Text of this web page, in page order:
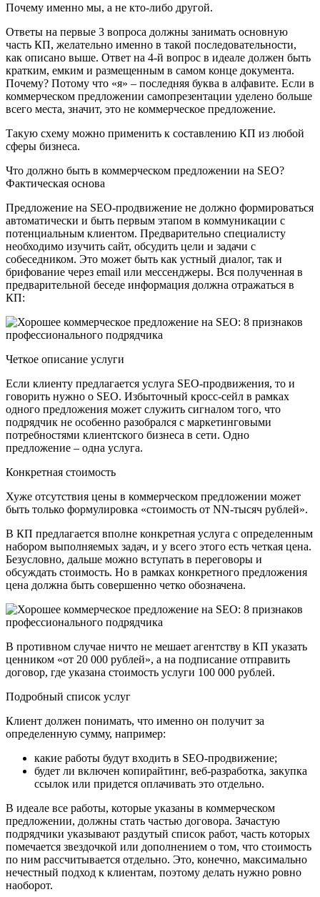
Почему именно мы, а не кто-либо другой.
Ответы на первые 3 вопроса должны занимать основную
часть КП, желательно именно в такой последовательности,
как описано выше. Ответ на 4-й вопрос в идеале должен быть
кратким, емким и размещенным в самом конце документа.
Почему? Потому что «я» – последняя буква в алфавите. Если в
коммерческом предложении самопрезентации уделено больше
всего места, значит, это не коммерческое предложение.
Такую схему можно применить к составлению КП из любой
сферы бизнеса.
Что должно быть в коммерческом предложении на SEO?
Фактическая основа
Предложение на SEO-продвижение не должно формироваться
автоматически и быть первым этапом в коммуникации с
потенциальным клиентом. Предварительно специалисту
необходимо изучить сайт, обсудить цели и задачи с
собеседником. Это может быть как устный диалог, так и
брифование через email или мессенджеры. Вся полученная в
предварительной беседе информация должна отражаться в
КП:
Четкое описание услуги
Если клиенту предлагается услуга SEO-продвижения, то и
говорить нужно о SEO. Избыточный кросс-сейл в рамках
одного предложения может служить сигналом того, что
подрядчик не особенно разобрался с маркетинговыми
потребностями клиентского бизнеса в сети. Одно
предложение – одна услуга.
Конкретная стоимость
Хуже отсутствия цены в коммерческом предложении может
быть только формулировка «стоимость от NN-тысяч рублей».
В КП предлагается вполне конкретная услуга с определенным
набором выполняемых задач, и у всего этого есть четкая цена.
Безусловно, дальше можно вступать в переговоры и
обсуждать стоимость. Но в рамках конкретного предложения
цена должна быть совершенно четко обозначена.
В противном случае ничто не мешает агентству в КП указать
ценником «от 20 000 рублей», а на подписание отправить
договор, где указана стоимость услуги 100 000 рублей.
Подробный список услуг
Клиент должен понимать, что именно он получит за
определенную сумму, например:
какие работы будут входить в SEO-продвижение;
будет ли включен копирайтинг, веб-разработка, закупка
ссылок или придется оплачивать это отдельно.
В идеале все работы, которые указаны в коммерческом
предложении, должны стать частью договора. Зачастую
подрядчики указывают раздутый список работ, часть которых
помечается звездочкой или дополнением о том, что стоимость
по ним рассчитывается отдельно. Это, конечно, максимально
нечестный подход к клиентам, поэтому делать нужно ровно
наоборот.